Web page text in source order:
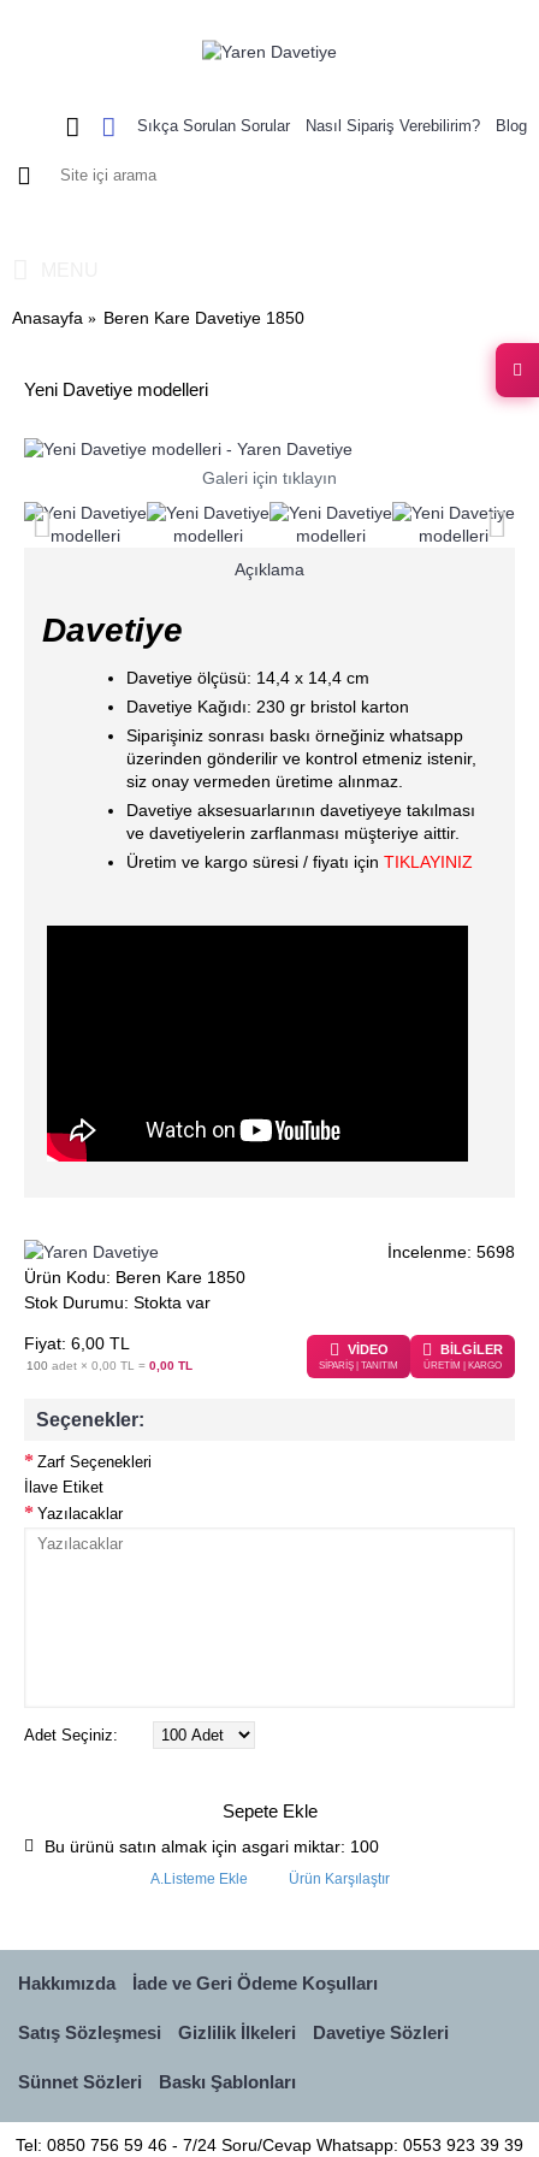
Sıkça Sorulan Sorular Nasıl Sipariş Verebilirim? Blog
Anasayfa Beren Kare Davetiye 1850
Yeni Davetiye modelleri
Galeri için tıklayın
Açıklama
Davetiye
Davetiye ölçüsü: 14,4 x 14,4 cm
Davetiye Kağıdı: 230 gr bristol karton
Siparişiniz sonrası baskı örneğiniz whatsapp
üzerinden gönderilir ve kontrol etmeniz istenir,
siz onay vermeden üretime alınmaz.
Davetiye aksesuarlarının davetiyeye takılması
ve davetiyelerin zarflanması müşteriye aittir.
Üretim ve kargo süresi / fiyatı için TIKLAYINIZ
İncelenme: 5698
Ürün Kodu: Beren Kare 1850
Stok Durumu: Stokta var
Fiyat: 6,00 TL
100 adet × 0,00 TL = 0,00 TL
VİDEO
SİPARİŞ | TANITIM
BİLGİLER
ÜRETİM | KARGO
Seçenekler:
Zarf Seçenekleri
İlave Etiket
Yazılacaklar
Adet Seçiniz:
Sepete Ekle
Bu ürünü satın almak için asgari miktar: 100
A.Listeme Ekle Ürün Karşılaştır
Hakkımızda İade ve Geri Ödeme Koşulları
Satış Sözleşmesi Gizlilik İlkeleri Davetiye Sözleri
Sünnet Sözleri Baskı Şablonları
Tel: 0850 756 59 46 - 7/24 Soru/Cevap Whatsapp: 0553 923 39 39